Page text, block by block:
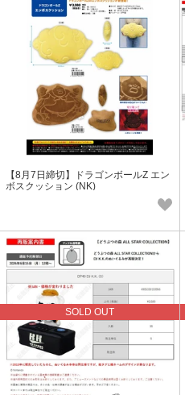
【8月7日締切】ドラゴンボールZ エン
ボスクッション (NK)
SOLD OUT